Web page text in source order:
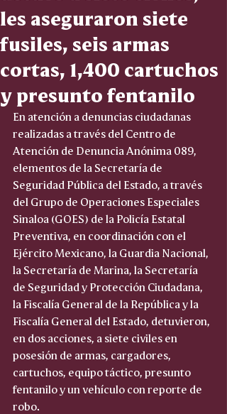
les aseguraron siete
fusiles, seis armas
cortas, 1,400 cartuchos
y presunto fentanilo
En atención a denuncias ciudadanas
realizadas a través del Centro de
Atención de Denuncia Anónima 089,
elementos de la Secretaría de
Seguridad Pública del Estado, a través
del Grupo de Operaciones Especiales
Sinaloa (GOES) de la Policía Estatal
Preventiva, en coordinación con el
Ejército Mexicano, la Guardia Nacional,
la Secretaría de Marina, la Secretaría
de Seguridad y Protección Ciudadana,
la Fiscalía General de la República y la
Fiscalía General del Estado, detuvieron,
en dos acciones, a siete civiles en
posesión de armas, cargadores,
cartuchos, equipo táctico, presunto
fentanilo y un vehículo con reporte de
robo.